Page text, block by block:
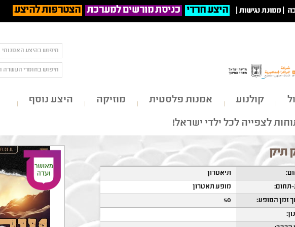
ממונת נגישות היצע חרדי כניסת מורשים למערכת הצטרפות להיצע
קולנוע אמנות פלסטית מוזיקה
היצע נוסף
לצפייה לכל ילדי ישראל!
תיק
תיאטרון
תחום:
מופע תאטרון
זמן המופע:
50